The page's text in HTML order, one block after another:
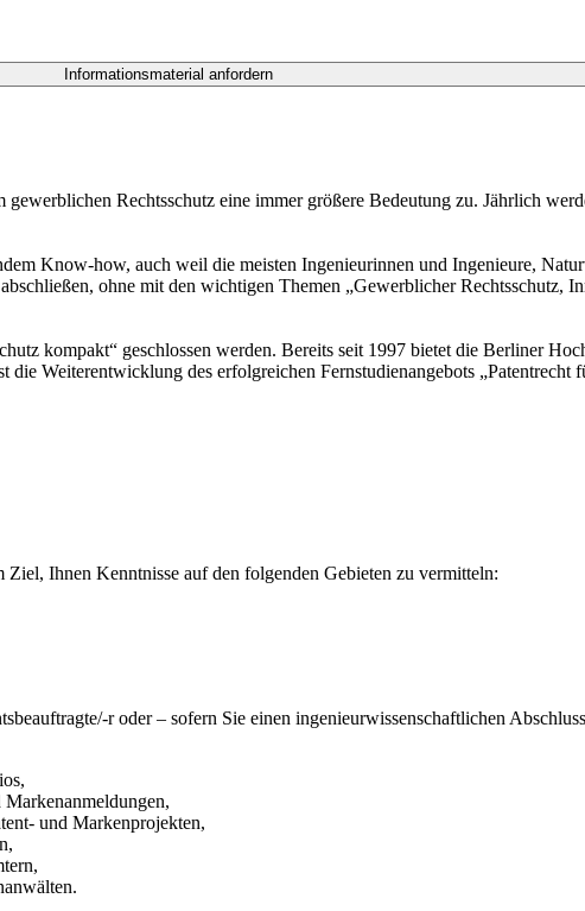
Rechtsschutz eine immer größere Bedeutung zu. Jährlich
Know-how, auch weil die meisten Ingenieurinnen und Ingenieure,
ohne mit den wichtigen Themen „Gewerblicher Rechtsschutz,
kompakt“ geschlossen werden. Bereits seit 1997 bietet die Berliner
Weiterentwicklung des erfolgreichen Fernstudienangebots „Patentrecht
Ihnen Kenntnisse auf den folgenden Gebieten zu vermitteln:
r oder – sofern Sie einen ingenieurwissenschaftlichen
und Markenprojekten,